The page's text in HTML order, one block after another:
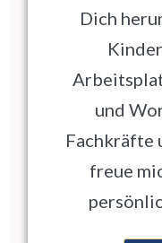
Dich
und
Fachkräfte
freue